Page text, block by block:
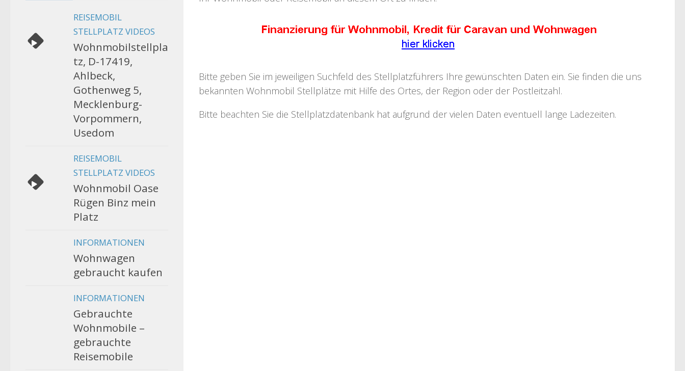
Bitte geben Sie im jeweiligen Suchfeld des Stellplatzführers Ihre gewünschten Daten ein. Sie finden die uns
bekannten Wohnmobil Stellplätze mit Hilfe des Ortes, der Region oder der Postleitzahl.
Bitte beachten Sie die Stellplatzdatenbank hat aufgrund der vielen Daten eventuell lange Ladezeiten.
REISEMOBIL
STELLPLATZ VIDEOS
Wohnmobilstellpla
tz, D-17419,
Ahlbeck,
Gothenweg 5,
Mecklenburg-
Vorpommern,
Usedom
REISEMOBIL
STELLPLATZ VIDEOS
Wohnmobil Oase
Rügen Binz mein
Platz
INFORMATIONEN
Wohnwagen
gebraucht kaufen
INFORMATIONEN
Gebrauchte
Wohnmobile –
gebrauchte
Reisemobile